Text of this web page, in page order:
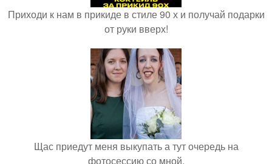
Приходи к нам в прикиде в стиле 90 х и получай подарки
от руки вверх!
Щас приедут меня выкупать а тут очередь на
фотосессию со мной.